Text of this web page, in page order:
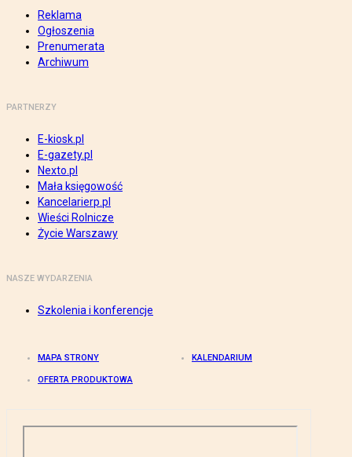
Reklama
Ogłoszenia
Prenumerata
Archiwum
PARTNERZY
E-kiosk.pl
E-gazety.pl
Nexto.pl
Mała księgowość
Kancelarierp.pl
Wieści Rolnicze
Życie Warszawy
NASZE WYDARZENIA
Szkolenia i konferencje
MAPA STRONY KALENDARIUM
OFERTA PRODUKTOWA